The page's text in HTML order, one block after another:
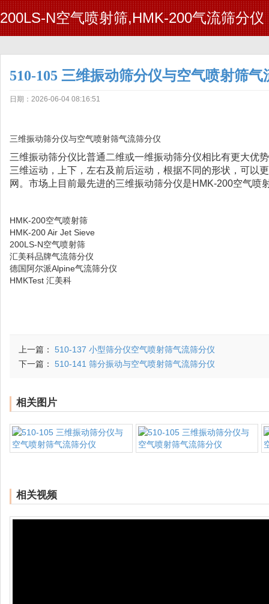
200LS-N空气喷射筛,HMK-200气流筛分仪
510-105 三维振动筛分仪与空气喷射筛气
日期：2026-06-04 08:16:51
三维振动筛分仪与空气喷射筛气流筛分仪
三维振动筛分仪比普通二维或一维振动筛分仪相比有更大优
三维运动，上下，左右及前后运动，根据不同的形状，可以
网。市场上目前最先进的三维振动筛分仪是HMK-200空气喷
HMK-200空气喷射筛
HMK-200 Air Jet Sieve
200LS-N空气喷射筛
汇美科品牌气流筛分仪
德国阿尔派Alpine气流筛分仪
HMKTest 汇美科
上一篇： 510-137 小型筛分仪空气喷射筛气流筛分仪
下一篇： 510-141 筛分振动与空气喷射筛气流筛分仪
相关图片
相关视频